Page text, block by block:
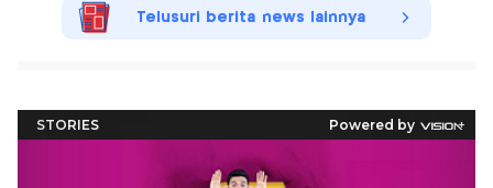
Telusuri berita news lainnya